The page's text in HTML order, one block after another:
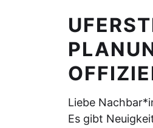
Liebe
Es gibt